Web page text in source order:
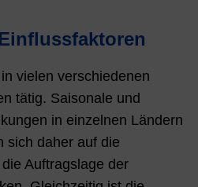
vielen verschiedenen
tätig. Saisonale und
in einzelnen Ländern
sich daher auf die
Auftragslage der